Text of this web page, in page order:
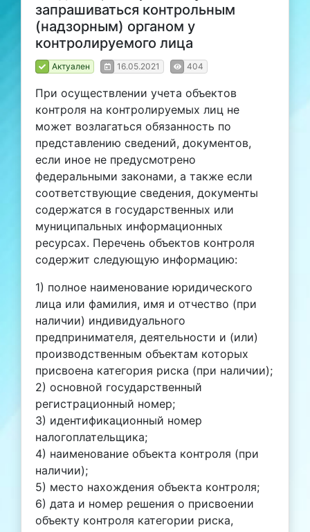
запрашиваться контрольным
(надзорным) органом у
контролируемого лица
Актуален 16.05.2021 404
При осуществлении учета объектов
контроля на контролируемых лиц не
может возлагаться обязанность по
представлению сведений, документов,
если иное не предусмотрено
федеральными законами, а также если
соответствующие сведения, документы
содержатся в государственных или
муниципальных информационных
ресурсах. Перечень объектов контроля
содержит следующую информацию:
1) полное наименование юридического
лица или фамилия, имя и отчество (при
наличии) индивидуального
предпринимателя, деятельности и (или)
производственным объектам которых
присвоена категория риска (при наличии);
2) основной государственный
регистрационный номер;
3) идентификационный номер
налогоплательщика;
4) наименование объекта контроля (при
наличии);
5) место нахождения объекта контроля;
6) дата и номер решения о присвоении
объекту контроля категории риска,